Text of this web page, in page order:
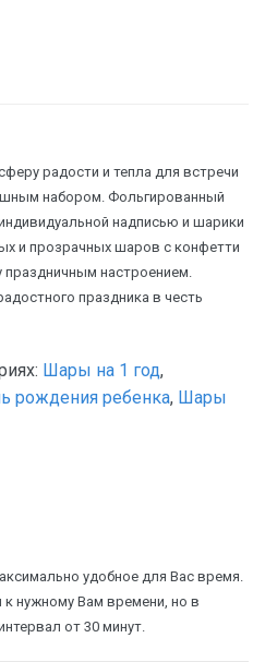
радости и тепла для встречи
набором. Фольгированный
надписью и шарики
и прозрачных шаров с конфетти
настроением.
праздника в честь
Шары на 1 год,
рождения ребенка, Шары
удобное для Вас время.
нужному Вам времени, но в
от 30 минут.